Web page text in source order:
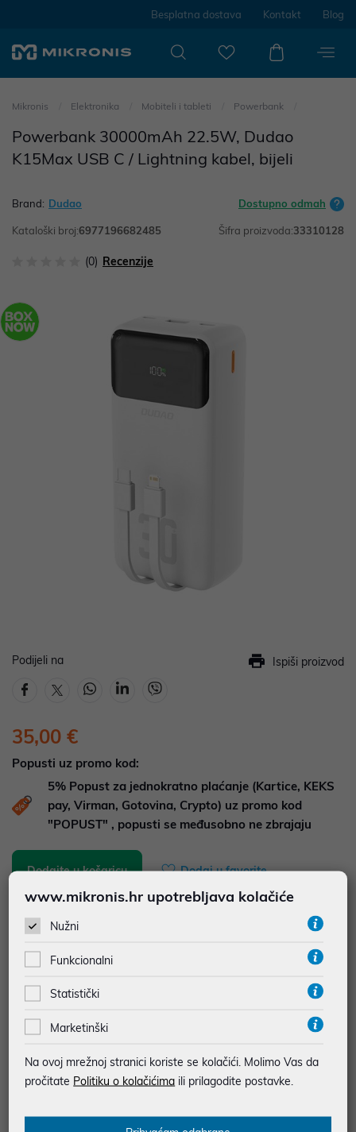
Besplatna dostava Kontakt Blog
Mikronis Elektronika Mobiteli i tableti Powerbank
Powerbank 30000mAh 22.5W, Dudao
K15Max USB C / Lightning kabel, bijeli
Brand: Dudao Dostupno odmah
Kataloški broj:6977196682485 Šifra proizvoda:33310128
(0) Recenzije
Podijeli na Ispiši proizvod
35,00 €
Popusti uz promo kod:
5% Popust za jednokratno plaćanje (Kartice, KEKS
pay, Virman, Gotovina, Crypto) uz promo kod
"POPUST" , popusti se međusobno ne zbrajaju
Dodajte u košaricu Dodaj u favorite
JAMSTVO 12 MJ.
BESPLATNA DOSTAVA ZA NARUDŽBE IZNAD 66,36€
www.mikronis.hr upotrebljava kolačiće
Nužni
Funkcionalni
Statistički
Marketinški
Na ovoj mrežnoj stranici koriste se kolačići. Molimo Vas da
pročitate Politiku o kolačićima ili prilagodite postavke.